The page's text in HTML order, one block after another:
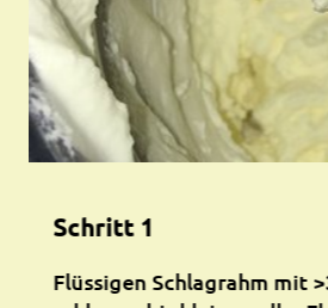
Schritt 1
Flüssigen Schlagrahm mit